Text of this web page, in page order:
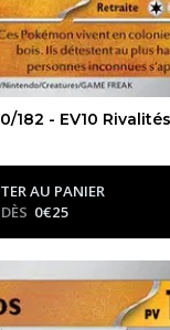
182 - EV10
AU PANIER
DÈS 0€25